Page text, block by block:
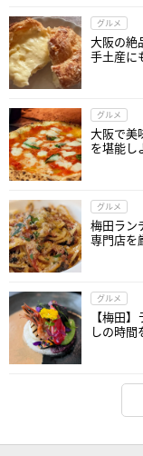
グルメ
大阪の絶
手土産に
グルメ
大阪で美
を堪能し
グルメ
梅田ラン
専門店を
グルメ
【梅田
しの時間